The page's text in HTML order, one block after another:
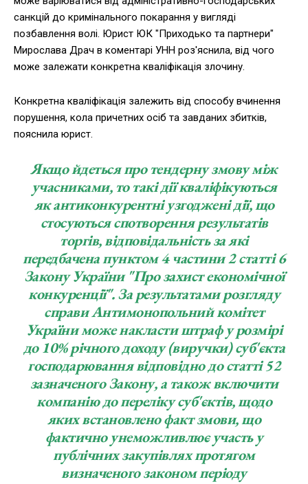
санкцій до кримінального покарання у вигляді
позбавлення волі. Юрист ЮК "Приходько та партнери"
Мирослава Драч в коментарі УНН роз'яснила, від чого
може залежати конкретна кваліфікація злочину.
Конкретна кваліфікація залежить від способу вчинення
порушення, кола причетних осіб та завданих збитків,
пояснила юрист.
Якщо йдеться про тендерну змову між
учасниками, то такі дії кваліфікуються
як антиконкурентні узгоджені дії, що
стосуються спотворення результатів
торгів, відповідальність за які
передбачена пунктом 4 частини 2 статті 6
Закону України "Про захист економічної
конкуренції". За результатами розгляду
справи Антимонопольний комітет
України може накласти штраф у розмірі
до 10% річного доходу (виручки) суб'єкта
господарювання відповідно до статті 52
зазначеного Закону, а також включити
компанію до переліку суб'єктів, щодо
яких встановлено факт змови, що
фактично унеможливлює участь у
публічних закупівлях протягом
визначеного законом періоду